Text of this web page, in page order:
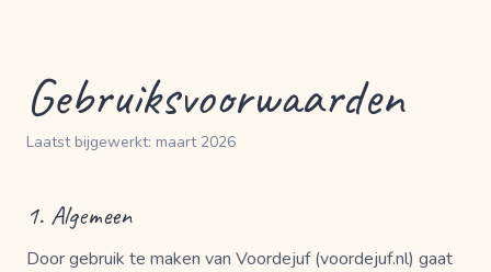
Gebruiksvoorwaarden
Laatst bijgewerkt: maart 2026
1. Algemeen
Door gebruik te maken van Voordejuf (voordejuf.nl) gaat